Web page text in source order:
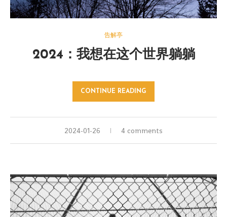
告解亭
2024：我想在这个世界躺躺
CONTINUE READING
2024-01-26 4 comments